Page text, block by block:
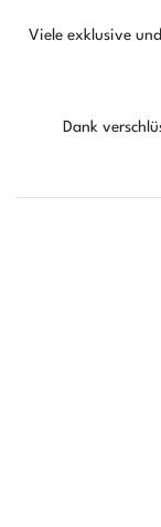
Viele exklusive
Dank